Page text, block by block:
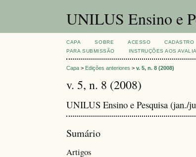
UNILUS Ensino e
CAPA SOBRE ACESSO CADASTRO
PARA SUBMISSÃO
INSTRUÇÕES AOS
Capa > Edições anteriores >v. 5, n. 8 (2008)
v. 5, n. 8 (2008)
UNILUS Ensino e Pesquisa (jan./
Sumário
Artigos